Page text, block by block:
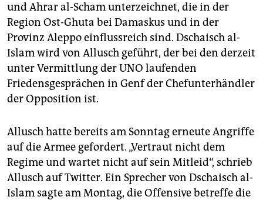
und Ahrar al-Scham unterzeichnet, die in der
Region Ost-Ghuta bei Damaskus und in der
Provinz Aleppo einflussreich sind. Dschaisch al-
Islam wird von Allusch geführt, der bei den derzeit
unter Vermittlung der UNO laufenden
Friedensgesprächen in Genf der Chefunterhändler
der Opposition ist.
Allusch hatte bereits am Sonntag erneute Angriffe
auf die Armee gefordert. „Vertraut nicht dem
Regime und wartet nicht auf sein Mitleid“, schrieb
Allusch auf Twitter. Ein Sprecher von Dschaisch al-
Islam sagte am Montag, die Offensive betreffe die